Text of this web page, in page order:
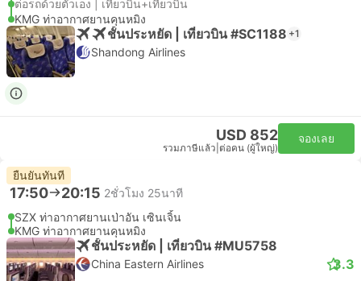
ต่อรถด้วยตัวเอง | เที่ยวบิน+เที่ยวบิน
KMG ท่าอากาศยานคุนหมิง
ชั้นประหยัด | เที่ยวบิน #SC1188 +1
Shandong Airlines
USD 852
รวมภาษีแล้ว ต่อคน (ผู้ใหญ่)
จองเลย
ยืนยันทันที
17:50 20:15 2ชั่วโมง 25นาที
SZX ท่าอากาศยานเป่าอัน เซินเจิ้น
KMG ท่าอากาศยานคุนหมิง
ชั้นประหยัด | เที่ยวบิน #MU5758
China Eastern Airlines 3.3